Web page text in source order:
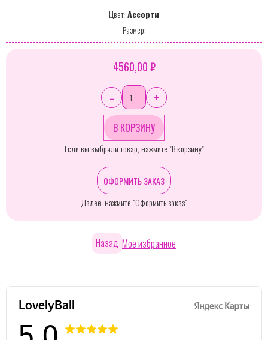
Цвет:Ассорти
Размер:
4560,00 ₽
- +
Если вы выбрали товар, нажмите "В корзину"
ОФОРМИТЬ ЗАКАЗ
Далее, нажмите "Оформить заказ"
Назад Мое избранное